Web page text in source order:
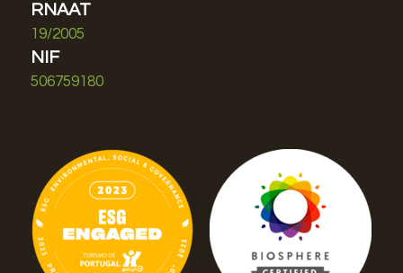
RNAAT
19/2005
NIF
506759180